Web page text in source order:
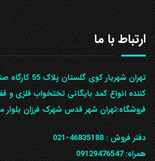
ارتباط با ما
تهران شهریار
کننده انواع کمد بایگانی تختخواب فلزی
ف‍روشگاه:تهران شهر قدس شهرک فرزان بلوار
دفتر فروش :46835188-021
همراه:09129476547